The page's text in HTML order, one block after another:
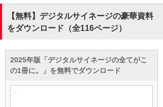
【無料】デジタルサイネージの豪華資料
をダウンロード（全116ページ）
2025年版「デジタルサイネージの全てがこ
の1冊に。」を無料でダウンロード